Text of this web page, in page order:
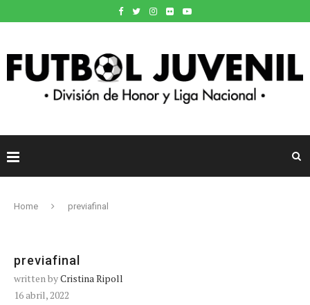
Home previafinal
previafinal
written byCristina Ripoll
16 abril, 2022